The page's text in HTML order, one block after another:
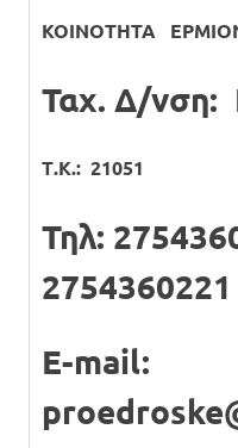
ΚΟΙΝΟΤΗΤΑ
Ταχ. Δ/
Τ.Κ.: 21051
Τηλ:
2754360221
E-mail: